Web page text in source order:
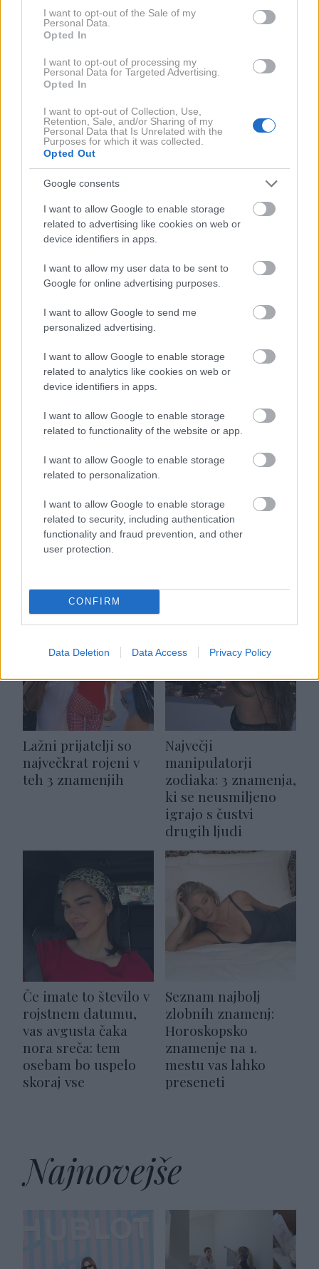
consent section.
I want to opt-out of the Sale of my
Personal Data.
Opted In
I want to opt-out of processing my
Personal Data for Targeted Advertising.
Opted In
I want to opt-out of Collection, Use,
Retention, Sale, and/or Sharing of my
Personal Data that Is Unrelated with the
Purposes for which it was collected.
Opted Out
Google consents
I want to allow Google to enable storage
related to advertising like cookies on web or
device identifiers in apps.
I want to allow my user data to be sent to
Google for online advertising purposes.
I want to allow Google to send me
personalized advertising.
I want to allow Google to enable storage
related to analytics like cookies on web or
device identifiers in apps.
I want to allow Google to enable storage
related to functionality of the website or app.
I want to allow Google to enable storage
related to personalization.
I want to allow Google to enable storage
related to security, including authentication
functionality and fraud prevention, and other
user protection.
CONFIRM
Data Deletion Data Access Privacy Policy
Senčilo, ki se ga
izogibajte, če ste
stari nad 50 let
(lahko močno
poudari gube)
Če si želite dolgih in
bujnih las, si jih ne
smete striči v teh
najboljši dnevi za
luninem koledarju
Spirituelle
Razumejo vas
bolje kot
kdorkoli drug:
To so 4 najbolj
čustveno
inteligentna
znamenja
Teh 5 astro
znamenj je
nagnjenih k
Pravočasno
prepoznajte
Lažni prijatelji so
največkrat rojeni v
teh 3 znamenjih
Največji
manipulatorji
zodiaka: 3 znamenja,
ki se neusmiljeno
igrajo s čustvi
drugih ljudi
Če imate to število v
rojstnem datumu,
vas avgusta čaka
nora sreča: tem
osebam bo uspelo
skoraj vse
Seznam najbolj
zlobnih znamenj:
Horoskopsko
znamenje na 1.
mestu vas lahko
preseneti
Najnovejše